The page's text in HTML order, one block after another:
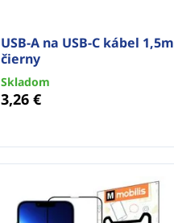
USB-A na USB-C kábel 1,5m
čierny
Skladom
3,26 €